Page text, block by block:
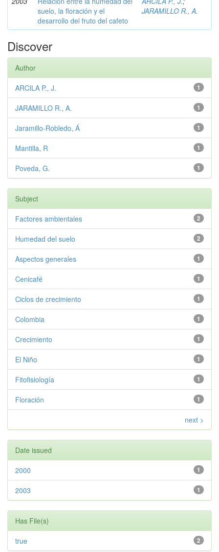
suelo, la floración y el
desarrollo del fruto del cafeto
JARAMILLO R., A.
Discover
Author
1
ARCILA P., J.
1
JARAMILLO R., A.
1
Jaramillo-Robledo, Á
1
Mantilla, R
1
Poveda, G.
Subject
2
Factores ambientales
2
Humedad del suelo
1
Aspectos generales
1
Cenicafé
1
Ciclos de crecimiento
1
Colombia
1
Crecimiento
1
El Niño
1
Fitofisiología
1
Floración
next >
Date issued
1
2000
1
2003
Has File(s)
2
true